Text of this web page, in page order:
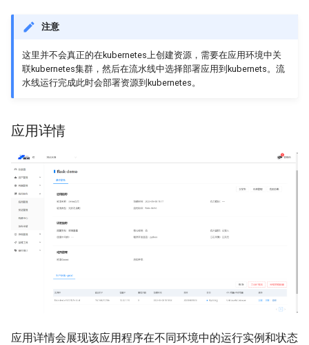
注意
这里并不会真正的在kubernetes上创建资源，需要在应用环境中关
联kubernetes集群，然后在流水线中选择部署应用到kubernets。流
水线运行完成此时会部署资源到kubernetes。
应用详情
应用详情会展现该应用程序在不同环境中的运行实例和状态